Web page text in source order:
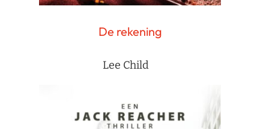
De rekening
Lee Child